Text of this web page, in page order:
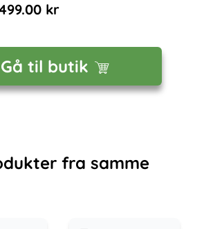
kr
Gå til butik
fra samme